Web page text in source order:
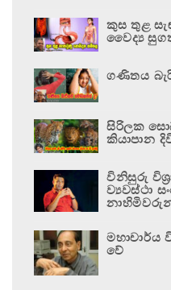
කුස තුළ
වෛද්‍ය
ගණිතය
සිරිලක
කියාපාන
විනිසුරු
ව්‍යවස්ථා
මහාචාර්ය
වේ